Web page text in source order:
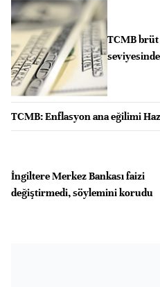
TCMB brüt
seviyesinde
TCMB: Enflasyon ana eğilimi
İngiltere Merkez Bankası faizi
değiştirmedi, söylemini korudu